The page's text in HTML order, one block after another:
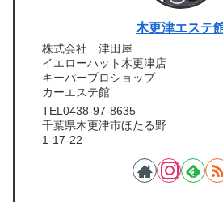
木更津エステ
株式会社 津田屋
イエローハット木更津店
キーパープロショップ
カーエステ館
TEL0438-97-8635
千葉県木更津市ほたる野
1-17-22